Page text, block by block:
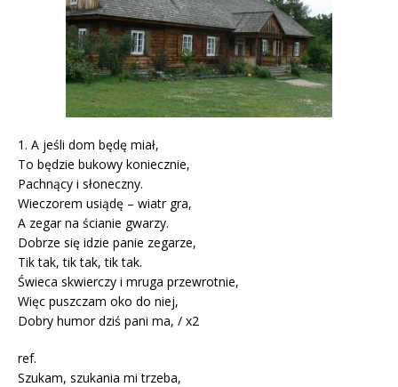
1. A jeśli dom będę miał,
To będzie bukowy koniecznie,
Pachnący i słoneczny.
Wieczorem usiądę – wiatr gra,
A zegar na ścianie gwarzy.
Dobrze się idzie panie zegarze,
Tik tak, tik tak, tik tak.
Świeca skwierczy i mruga przewrotnie,
Więc puszczam oko do niej,
Dobry humor dziś pani ma, / x2
ref.
Szukam, szukania mi trzeba,